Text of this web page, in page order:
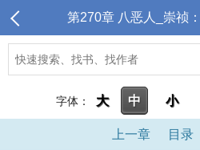
第270章 八恶人_崇祯
字体： 大 中 小
上一章 目录